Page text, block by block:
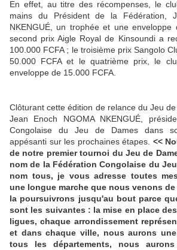
En effet, au titre des récompenses, le
mains du Président de la Fédération,
NKENGUÉ, un trophée et une enveloppe
second prix Aigle Royal de Kinsoundi a
100.000 FCFA ; le troisième prix Sangolo
50.000 FCFA et le quatrième prix, le
enveloppe de 15.000 FCFA.
Clôturant cette édition de relance du Jeu
Jean Enoch NGOMA NKENGUÉ,
Congolaise du Jeu de Dames dans
appésanti sur les prochaines étapes. <<
de notre premier tournoi du Jeu de
nom de la Fédération Congolaise du
nom tous, je vous adresse toutes
une longue marche que nous venons
la poursuivrons jusqu'au bout parce
sont les suivantes : la mise en place
ligues, chaque arrondissement
et dans chaque ville, nous aurons
tous les départements, nous